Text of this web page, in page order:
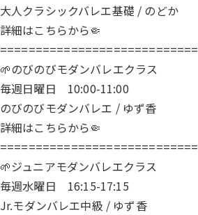
大人クラシックバレエ基礎 / のどか
詳細はこちらから🤏
============================
🌱のびのびモダンバレエクラス
毎週日曜日 10:00-11:00
のびのびモダンバレエ / ゆず香
詳細はこちらから🤏
============================
🌱ジュニアモダンバレエクラス
毎週水曜日 16:15-17:15
Jr.モダンバレエ中級 / ゆず香